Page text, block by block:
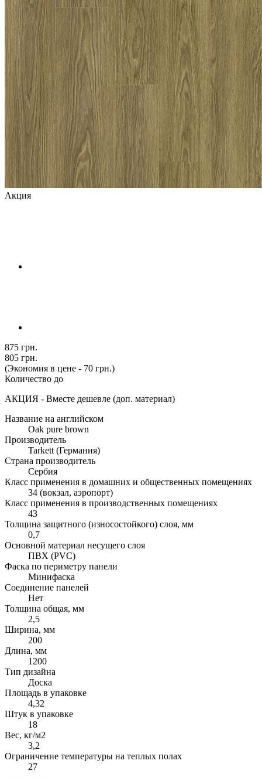
Акция
875 грн.
805 грн.
(Экономия в цене - 70 грн.)
Количество до
АКЦИЯ - Вместе дешевле (доп. материал)
Название на английском
Oak pure brown
Производитель
Tarkett (Германия)
Страна производитель
Сербия
Класс применения в домашних и общественных помещениях
34 (вокзал, аэропорт)
Класс применения в производственных помещениях
43
Толщина защитного (износостойкого) слоя, мм
0,7
Основной материал несущего слоя
ПВХ (PVC)
Фаска по периметру панели
Минифаска
Соединение панелей
Нет
Толщина общая, мм
2,5
Ширина, мм
200
Длина, мм
1200
Тип дизайна
Доска
Площадь в упаковке
4,32
Штук в упаковке
18
Вес, кг/м2
3,2
Ограничение температуры на теплых полах
27